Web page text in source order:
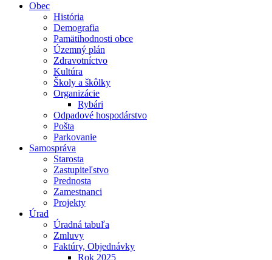
Obec
História
Demografia
Pamätihodnosti obce
Územný plán
Zdravotníctvo
Kultúra
Školy a škôlky
Organizácie
Rybári
Odpadové hospodárstvo
Pošta
Parkovanie
Samospráva
Starosta
Zastupiteľstvo
Prednosta
Zamestnanci
Projekty
Úrad
Úradná tabuľa
Zmluvy
Faktúry, Objednávky
Rok 2025